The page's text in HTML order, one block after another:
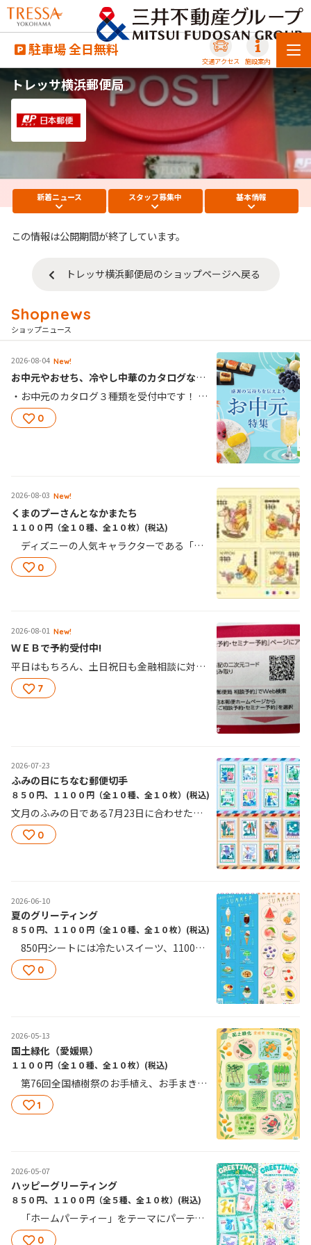
駐車場 全日無料
交通アクセス 施設案内
トレッサ横浜郵便局
新着ニュース スタッフ募集中 基本情報
この情報は公開期間が終了しています。
トレッサ横浜郵便局のショップページへ戻る
ショップニュース
2026-08-04 New!
お中元やおせち、冷やし中華のカタログなど受付中！タブレットで申込もできます。
・お中元のカタログ３種類を受付中です！ 郵便局のお中元ギフト、東京特撰、プレミアムの３種類（8/10まで、百貨店・有名専門店カタログは終了しました） ※早割やキャンペーンは終了しました ・頒布会カタログ受付中！毎月旬のものをお届け！ 最低6ヶ月以上、もしくは6個以上のお申込みからとなります。 ※新規申込は8月20日（木）まで 継続申込は9月15日（火）まで ・様々なチラシやカタログも受付中です！ 敬老の日と季節の贈り物カタログ（敬老の日9/9、季節の贈り物10/13まで） 敬老の日＆秋のおくりものカタログ（敬老の日は9/9、秋のおくりものは9/30まで） 冷やし中華(9/30まで) 郵便局のおせち スーパー早割（8/31まで！※窓口でのタブレット受付又はネットショップ限定） 秋田えだまめカタログ（9/25まで） ぽすくまの紅茶セット（9/18まで） シャインマスカットのカタログ（10/30まで） 全国麺祭り（8/31まで） 宮崎県産訳ありアップルマンゴー（8/14まで） 山梨県産桃＆旬の桃（8/31まで） 敬老の日・秋のおくりものカタログ（タブレットの他に用紙でも申し込みは可）（9/9まで） 石川県産こだますいか＆梨（9/18まで） 夏のおすすめセレクション（9/30まで） お米販売カタログ ネットショップやタブレットでも申込可（9/4まで） 夏のおいしい！をつめこみました！（９/30まで） つぶらなカボスと仲間たちカタログ 夏号(９/30まで) おいしいお取り寄せ 夏号（8/31まで） 全国麺祭りのカタログ 上期（8/31まで） 毎日飲みたいドリンク＆スープ 春夏号（9/30まで） 梅干し＆めんたいこのカタログ 上期（9/30まで） 全国カレー祭り上期（9/30まで） ふるさと小包全国版カタログ、春夏号（9/30まで） 化粧品&サプリメント 春夏号（9/30まで） 足快バスマット＆珪藻土グッズのカタログ（2027年2月26日まで） 防災用品カタログ 上期（8/31まで） 慶・弔のカタログ 春夏カタログ（8/31まで） 森永乳業カタログ 上期（9/30まで） ぽすくまと仲間たち ネームシリーズカタログ（タブレットで申し込みも可）（3/31まで） 日本香堂のご贈答用お線香カタログ（2027年3/31まで） 魚沼うまいもの発 カタログ（2027年3/31まで） 和歌山のええもん詰合せ 春夏号（9/30まで） 実印・銀行印（認印）カタログ（2027年3/31まで） など ※詳しくは郵便局に置いてあるカタログ、または窓口まで！
0
2026-08-03 New!
くまのプーさんとなかまたち
１１００円（全１０種、全１０枚） (税込)
ディズニーの人気キャラクターである「くまのプーさんとなかまたち」を切手のデザインとしました。 切手およびシート余白のイラストは、本切手オリジナルのデザインとなっています。
0
2026-08-01 New!
ＷＥＢで予約受付中!
平日はもちろん、土日祝日も金融相談に対応しています。 ＷＥＢ予約も受付しておりますので、画像の二次元コード、もしくはＵＲＬより入力できます。 ご予約、ご来局お待ちしております。
7
2026-07-23
ふみの日にちなむ郵便切手
８５０円、１１００円（全１０種、全１０枚） (税込)
文月のふみの日である7月23日に合わせた、特殊切手「ふみの日にちなむ郵便切手」です。 今回は「ふみの旅」をテーマに、85円シートでは白い鳥が、110円シートでは青い鳥が、世界中のさまざまな場所へお便りを届ける様子をステンシル風のイラストで表現しています。 ※ステンシルとは絵柄や模様、ロゴなどを切り抜いた型紙を通して色を吹き付けたり、塗ったりすることで下地に転写する技法のことです。
0
2026-06-10
夏のグリーティング
８５０円、１１００円（全１０種、全１０枚） (税込)
850円シートには冷たいスイーツ、1100円シートには夏のくだものをイラストで描き、清涼感のあるデザインとしました。
0
2026-05-13
国土緑化（愛媛県）
１１００円（全１０種、全１０枚） (税込)
第76回全国植樹祭のお手植え、お手まきに関する樹種のほか、愛媛県にちなむものを採用しています。
1
2026-05-07
ハッピーグリーティング
８５０円、１１００円（全５種、全１０枚） (税込)
「ホームパーティー」をテーマにパーティーの飾りやモチーフを写実的なイラストで表現しました。 日常のお便りやお祝いのお便りなど幅広くお使いいただけるデザインです。
0